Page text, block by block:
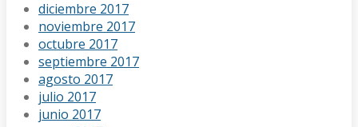
diciembre 2017
noviembre 2017
octubre 2017
septiembre 2017
agosto 2017
julio 2017
junio 2017